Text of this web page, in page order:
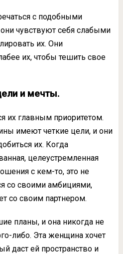
с подобными
чувствуют себя слабыми
их. Они
их, чтобы тешить свое
и мечты.
их главным приоритетом.
имеют четкие цели, и они
их. Когда
целеустремленная
с кем-то, это не
со своими амбициями,
со своим партнером.
планы, и она никогда не
либо. Эта женщина хочет
даст ей пространство и